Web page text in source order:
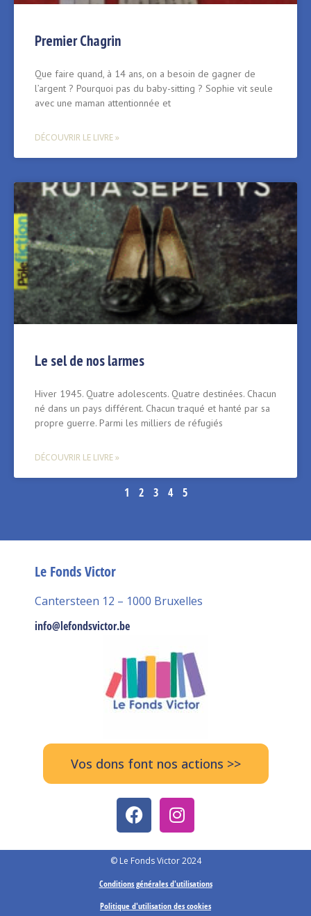
Premier Chagrin
Que faire quand, à 14 ans, on a besoin de gagner de
l’argent ? Pourquoi pas du baby-sitting ? Sophie vit seule
avec une maman attentionnée et
DÉCOUVRIR LE LIVRE »
Le sel de nos larmes
Hiver 1945. Quatre adolescents. Quatre destinées. Chacun
né dans un pays différent. Chacun traqué et hanté par sa
propre guerre. Parmi les milliers de réfugiés
DÉCOUVRIR LE LIVRE »
1 2 3 4 5
Le Fonds Victor
Cantersteen 12 – 1000 Bruxelles
info@lefondsvictor.be
Vos dons font nos actions >>
© Le Fonds Victor 2024
Conditions générales d'utilisations
Politique d'utilisation des cookies